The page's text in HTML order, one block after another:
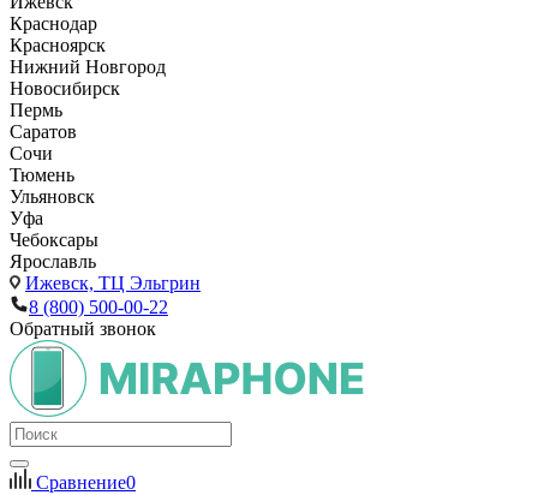
Краснодар
Красноярск
Нижний Новгород
Новосибирск
Пермь
Саратов
Сочи
Тюмень
Ульяновск
Уфа
Чебоксары
Ярославль
Ижевск, ТЦ Эльгрин
8 (800) 500-00-22
Обратный звонок
Сравнение0